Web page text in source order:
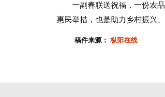
一副春联送祝福，一份农品
惠民举措，也是助力乡村振兴
稿件来源： 枞阳在线